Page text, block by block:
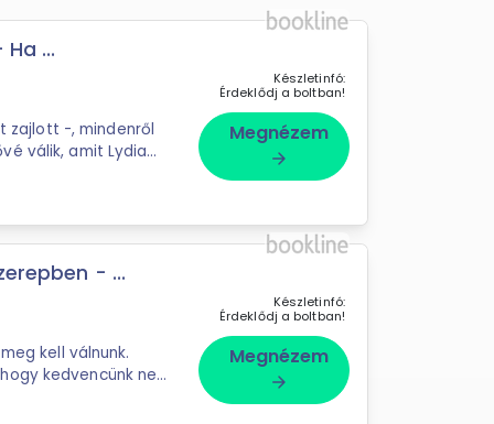
...
válik, amit Lydia
Készletinfó:
Érdeklődj a boltban!
Megnézem
arrow_forward
- ...
kell válnunk.
kedvencünk ne
Készletinfó:
Érdeklődj a boltban!
Megnézem
arrow_forward